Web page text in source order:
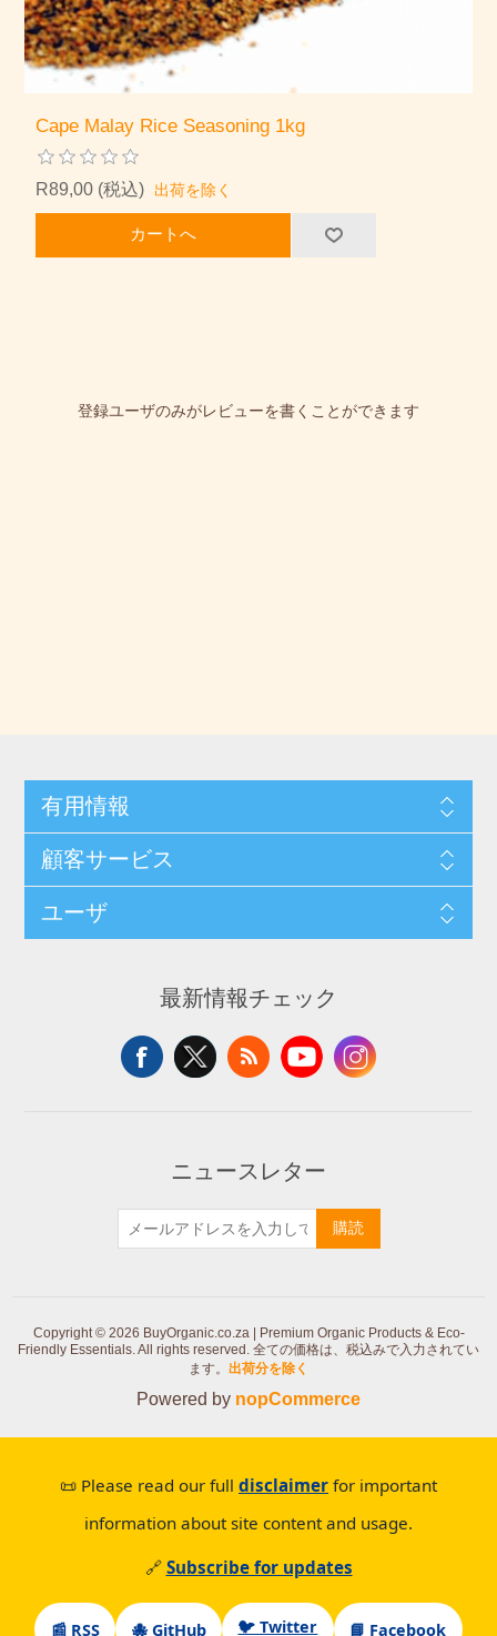
Cape Malay Rice Seasoning 1kg
R89,00 (税込) 出荷を除く
カートへ
登録ユーザのみがレビューを書くことができます
有用情報
顧客サービス
ユーザ
最新情報チェック
ニュースレター
購読
Copyright © 2026 BuyOrganic.co.za | Premium Organic Products & Eco-
Friendly Essentials. All rights reserved. 全ての価格は、税込みで入力されてい
ます。 出荷分を除く
Powered by nopCommerce
📜 Please read our full disclaimer for important
information about site content and usage.
🔗 Subscribe for updates
📰 RSS 🐙 GitHub 🐦 Twitter 📘 Facebook